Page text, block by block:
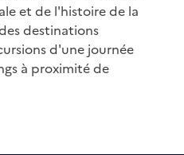
et de l'histoire de la
destinations
d'une journée
à proximité de